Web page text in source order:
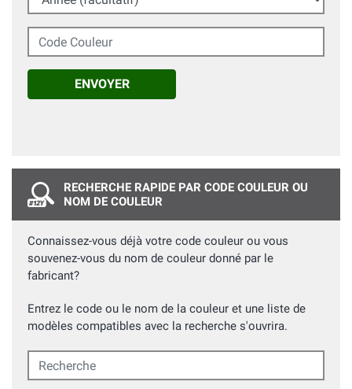
Code Couleur
ENVOYER
RECHERCHE RAPIDE PAR CODE COULEUR OU
NOM DE COULEUR
Connaissez-vous déjà votre code couleur ou vous
souvenez-vous du nom de couleur donné par le
fabricant?
Entrez le code ou le nom de la couleur et une liste de
modèles compatibles avec la recherche s'ouvrira.
Recherche